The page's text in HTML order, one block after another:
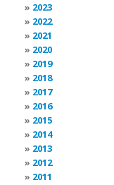
2023
2022
2021
2020
2019
2018
2017
2016
2015
2014
2013
2012
2011